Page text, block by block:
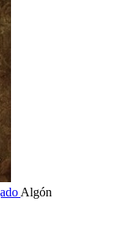
Algón